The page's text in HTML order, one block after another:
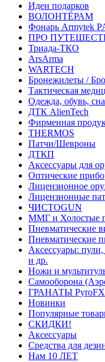
Идеи подарков
ВОЛОНТЁРАМ
Фонарь Armytek
ПРО
Триада-ТКО
ArsArma
WARTECH
Бронежилеты /
Тактическая
Одежда, обувь,
ДТК AlienTech
Фирменная
THERMOS
Патчи/Шевроны
ДТКП
Аксессуары для
Оптические
Лицензионное
Лицензионные
ЧИСТОGUN
ММГ и Холостые
Пневматические
Пневматические
Аксессуары:
и др.
Ножи и
Самооборона
ГРАНАТЫ PyroFX
Новинки
Популярные
СКИДКИ!
Аксессуары
Средства для
Нам 10 ЛЕТ